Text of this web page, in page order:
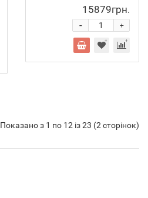
15879грн.
+
-
Показано з 1 по 12 із 23 (2 сторінок)